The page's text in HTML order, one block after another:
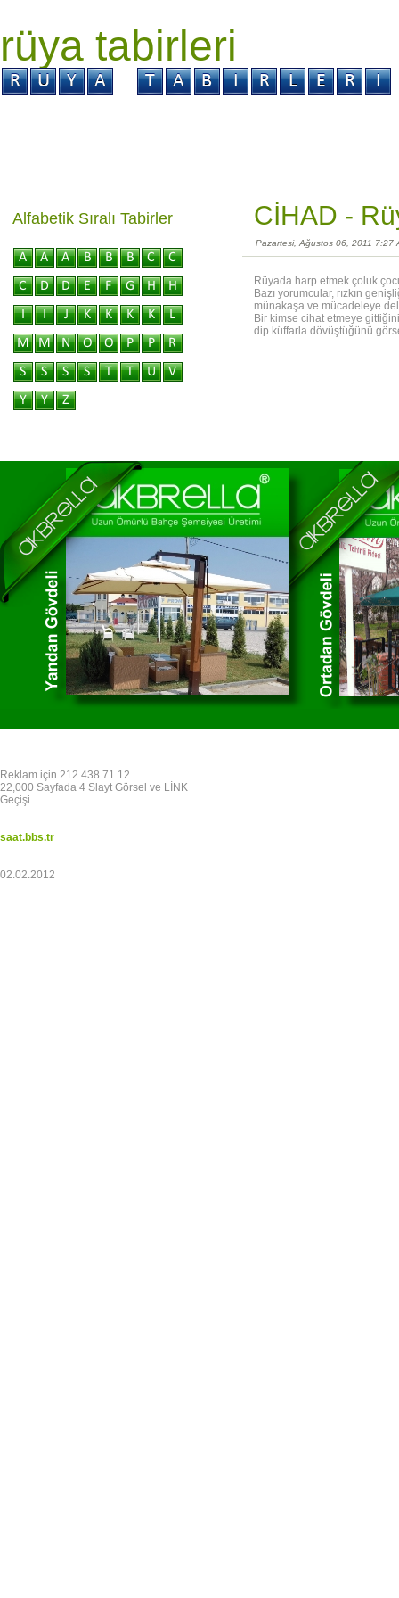
rüya tabirleri
CİHAD -
Pazartesi, Ağustos 06, 2011 7:27
Rüyada harp etmek çoluk
Bazı yorumcular, rızkın
münakaşa ve mücadeleye
Bir kimse cihat etmeye
dip küffarla dövüştüğünü
Alfabetik Sıralı Tabirler
Reklam için 212 438 71 12
22,000 Sayfada 4 Slayt Görsel ve LİNK
Geçişi
saat.bbs.tr
02.02.2012